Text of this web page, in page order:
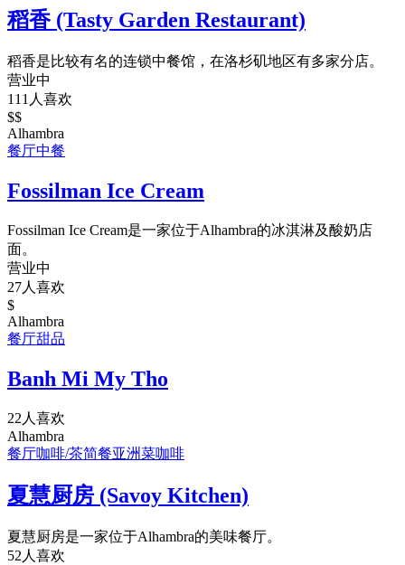
稻香 (Tasty Garden Restaurant)
稻香是比较有名的连锁中餐馆，在洛杉矶地区有多家分店。
营业中
111人喜欢
$$
Alhambra
餐厅中餐
Fossilman Ice Cream
Fossilman Ice Cream是一家位于Alhambra的冰淇淋及酸奶店
面。
营业中
27人喜欢
$
Alhambra
餐厅甜品
Banh Mi My Tho
22人喜欢
Alhambra
餐厅咖啡/茶简餐亚洲菜咖啡
夏慧厨房 (Savoy Kitchen)
夏慧厨房是一家位于Alhambra的美味餐厅。
52人喜欢